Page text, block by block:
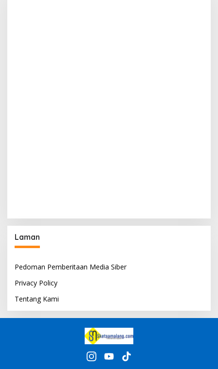
Laman
Pedoman Pemberitaan Media Siber
Privacy Policy
Tentang Kami